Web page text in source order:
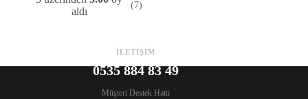
₺769.
fiyat:
aldı
(7)
İLETİŞİM
0535 884 83 49
Müşteri Destek Hattı